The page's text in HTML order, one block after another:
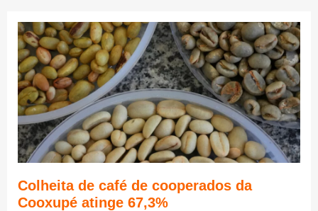
Colheita de café de cooperados da
Cooxupé atinge 67,3%